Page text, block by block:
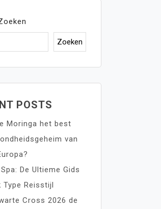
Zoeken
POSTS
Moringa het best
van
De Ultieme Gids
Type Reisstijl
Cross 2026 de